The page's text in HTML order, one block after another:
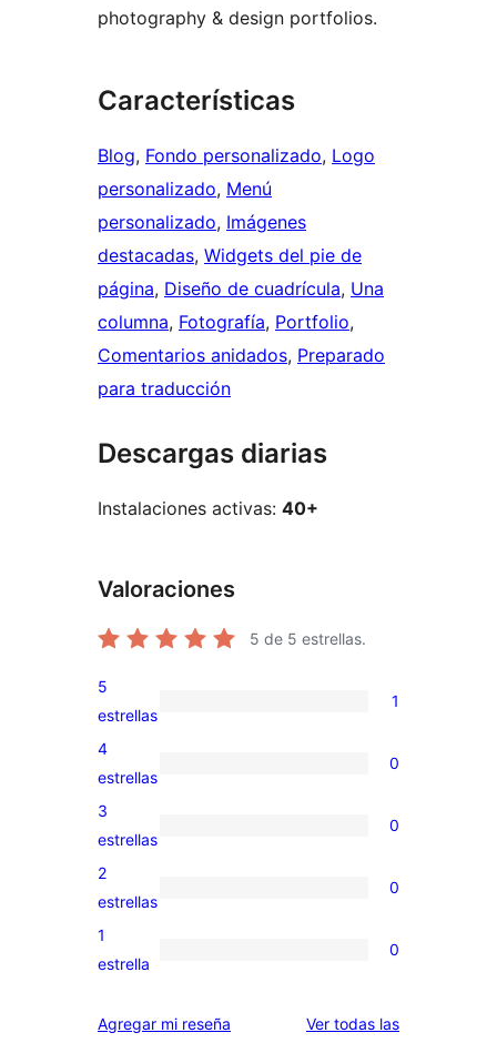
photography & design portfolios.
Características
Blog, Fondo personalizado, Logo
personalizado, Menú
personalizado, Imágenes
destacadas, Widgets del pie de
página, Diseño de cuadrícula, Una
columna, Fotografía, Portfolio
Comentarios anidados, Preparado
para traducción
Descargas diarias
Instalaciones activas: 40+
Valoraciones
5 de 5 estrellas.
1
valoración
de
5
estrellas
1
0
valoraciones
de
4
estrellas
0
0
valoraciones
de
3
estrellas
0
0
valoraciones
de
estrellas
2
estrellas
0
0
de
1
estrella
0
Agregar mi reseña Ver todas lasreseñas